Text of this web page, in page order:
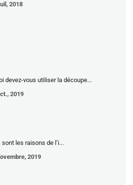
2018
devez-vous utiliser la découpe...
2019
sont les raisons de l’i...
2019